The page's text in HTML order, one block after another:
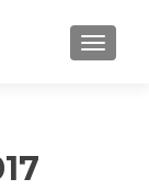
MENU